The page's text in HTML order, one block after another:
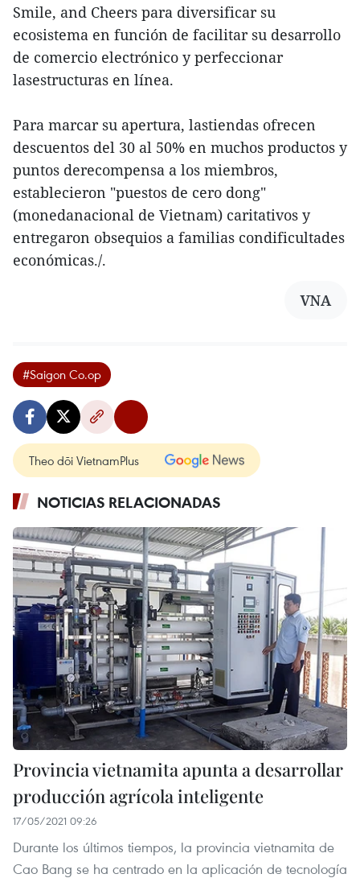
Smile, and Cheers para diversificar su
ecosistema en función de facilitar su desarrollo
de comercio electrónico y perfeccionar
lasestructuras en línea.
Para marcar su apertura, lastiendas ofrecen
descuentos del 30 al 50% en muchos productos y
puntos derecompensa a los miembros,
establecieron "puestos de cero dong"
(monedanacional de Vietnam) caritativos y
entregaron obsequios a familias condificultades
económicas./.
VNA
#Saigon Co.op
Theo dõi VietnamPlus
NOTICIAS RELACIONADAS
Provincia vietnamita apunta a desarrollar
producción agrícola inteligente
17/05/2021 09:26
Durante los últimos tiempos, la provincia vietnamita de
Cao Bang se ha centrado en la aplicación de tecnología